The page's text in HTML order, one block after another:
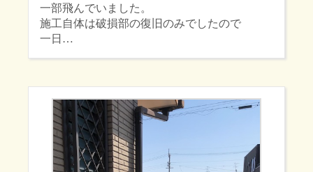
一部飛んでいました。
施工自体は破損部の復旧のみでしたので
一日…